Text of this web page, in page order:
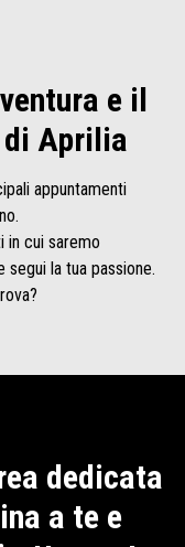
e il
Aprilia
appuntamenti
in cui saremo
segui la tua passione.
dedicata
a te e